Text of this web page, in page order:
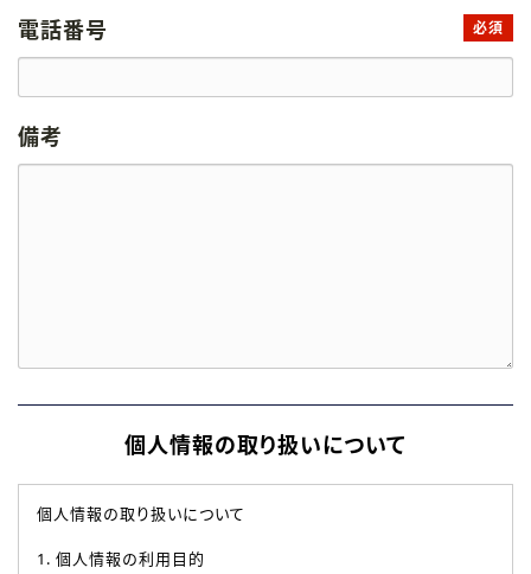
電話番号 必須
備考
個人情報の取り扱いについて
個人情報の取り扱いについて
1. 個人情報の利用目的